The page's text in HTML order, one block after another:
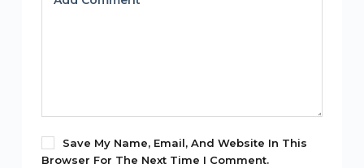
Save My Name, Email, And Website In This
Browser For The Next Time I Comment.